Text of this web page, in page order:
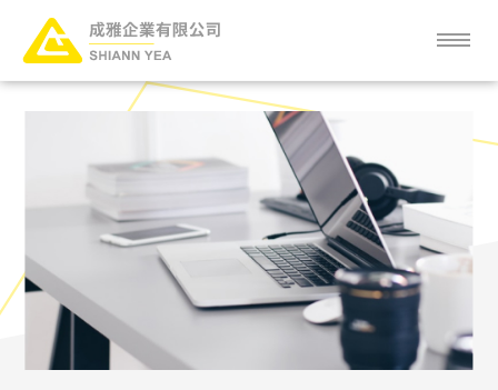
關於成雅
成雅新知
服務項目
產品項目